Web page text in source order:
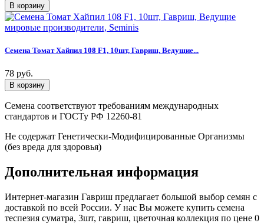
Семена Томат Хайпил 108 F1, 10шт, Гавриш, Ведущие...
78 руб.
Семена соответствуют требованиям международных
стандартов и ГОСТу РФ 12260-81
Не содержат Генетически-Модифицированные Организмы
(без вреда для здоровья)
Дополнительная информация
Интернет-магазин Гавриш предлагает большой выбор семян с
доставкой по всей России. У нас Вы можете купить семена
теспезия суматра, 3шт, гавриш, цветочная коллекция по цене 0